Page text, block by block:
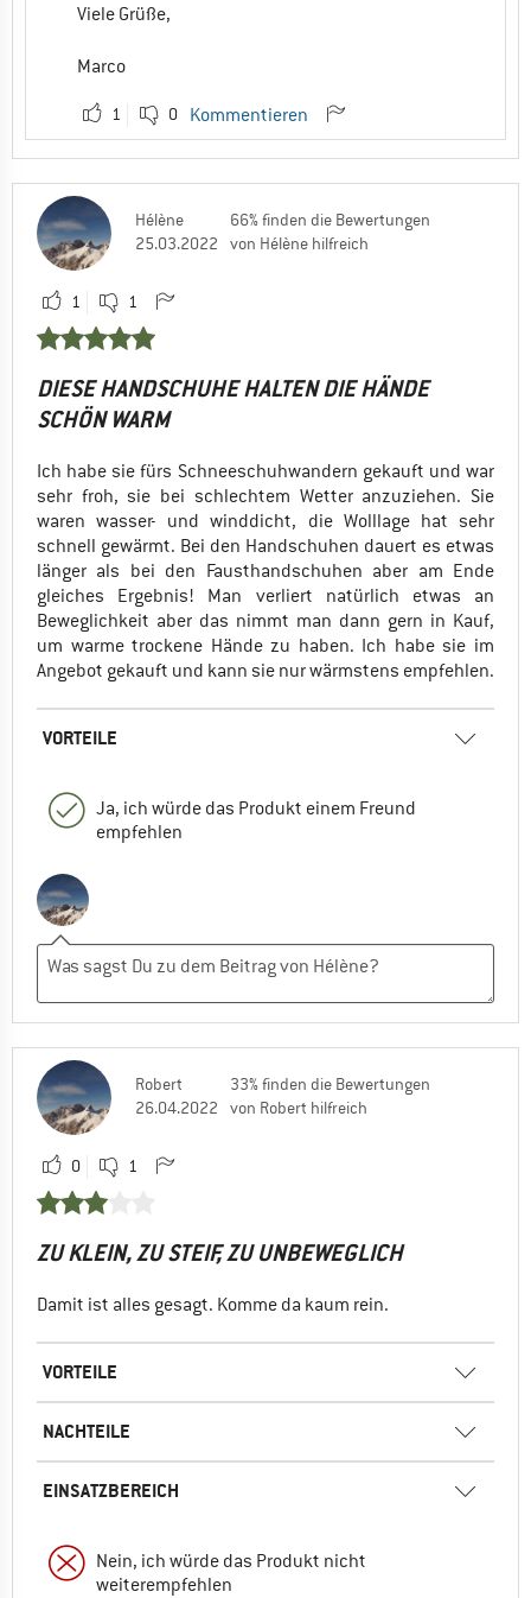
Viele Grüße,
Marco
1 0 Kommentieren
Hélène
25.03.2022
66% finden die Bewertungen
von Hélène hilfreich
1 1
DIESE HANDSCHUHE HALTEN DIE HÄNDE
SCHÖN WARM
Ich habe sie fürs Schneeschuhwandern gekauft und war
sehr froh, sie bei schlechtem Wetter anzuziehen. Sie
waren wasser- und winddicht, die Wolllage hat sehr
schnell gewärmt. Bei den Handschuhen dauert es etwas
länger als bei den Fausthandschuhen aber am Ende
gleiches Ergebnis! Man verliert natürlich etwas an
Beweglichkeit aber das nimmt man dann gern in Kauf,
um warme trockene Hände zu haben. Ich habe sie im
Angebot gekauft und kann sie nur wärmstens empfehlen.
VORTEILE
Ja, ich würde das Produkt einem Freund
empfehlen
Robert
26.04.2022
33% finden die Bewertungen
von Robert hilfreich
0 1
ZU KLEIN, ZU STEIF, ZU UNBEWEGLICH
Damit ist alles gesagt. Komme da kaum rein.
VORTEILE
NACHTEILE
EINSATZBEREICH
Nein, ich würde das Produkt nicht
weiterempfehlen